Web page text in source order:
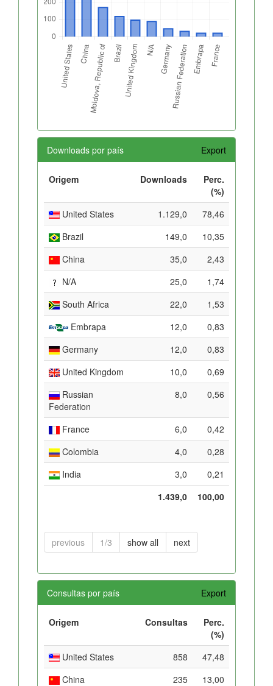
Downloads por país Export
Origem Downloads
Perc.
(%)
United States
1.129,0
78,46
Brazil
149,0
10,35
China
35,0
2,43
N/A
25,0
1,74
South Africa
22,0
1,53
Embrapa
12,0
0,83
Germany
12,0
0,83
United Kingdom
10,0
0,69
Russian
Federation
8,0 0,56
France 6,0
0,42
Colombia
4,0
0,28
India
3,0
0,21
1.439,0
100,00
previous 1/3 show all next
Consultas por país Export
Origem Consultas
Perc.
(%)
United States
858
47,48
China
235
13,00